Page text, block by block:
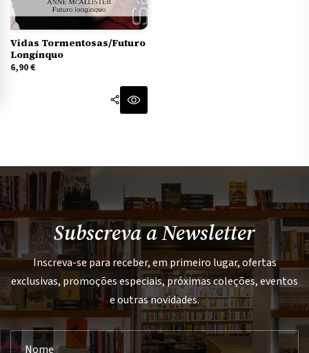
Vidas Tormentosas/Futuro
Longínquo
6,90€
Subscreva a Newsletter
Inscreva-se para receber, em primeiro lugar, ofertas
exclusivas, promoções especiais, próximas coleções, eventos
e outras novidades.